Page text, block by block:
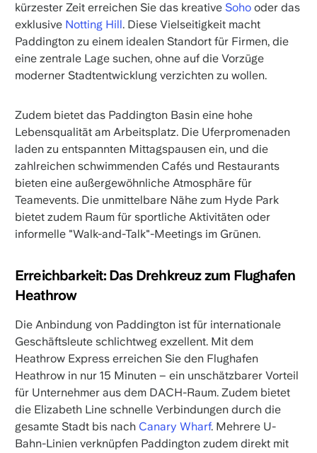
kürzester Zeit erreichen Sie das kreative Sohooder das
exklusive Notting Hill. Diese Vielseitigkeit macht
Paddington zu einem idealen Standort für Firmen, die
eine zentrale Lage suchen, ohne auf die Vorzüge
moderner Stadtentwicklung verzichten zu wollen.
Zudem bietet das Paddington Basin eine hohe
Lebensqualität am Arbeitsplatz. Die Uferpromenaden
laden zu entspannten Mittagspausen ein, und die
zahlreichen schwimmenden Cafés und Restaurants
bieten eine außergewöhnliche Atmosphäre für
Teamevents. Die unmittelbare Nähe zum Hyde Park
bietet zudem Raum für sportliche Aktivitäten oder
informelle "Walk-and-Talk"-Meetings im Grünen.
Erreichbarkeit: Das Drehkreuz zum Flughafen
Heathrow
Die Anbindung von Paddington ist für internationale
Geschäftsleute schlichtweg exzellent. Mit dem
Heathrow Express erreichen Sie den Flughafen
Heathrow in nur 15 Minuten – ein unschätzbarer Vorteil
für Unternehmer aus dem DACH-Raum. Zudem bietet
die Elizabeth Line schnelle Verbindungen durch die
gesamte Stadt bis nach Canary Wharf. Mehrere U-
Bahn-Linien verknüpfen Paddington zudem direkt mit